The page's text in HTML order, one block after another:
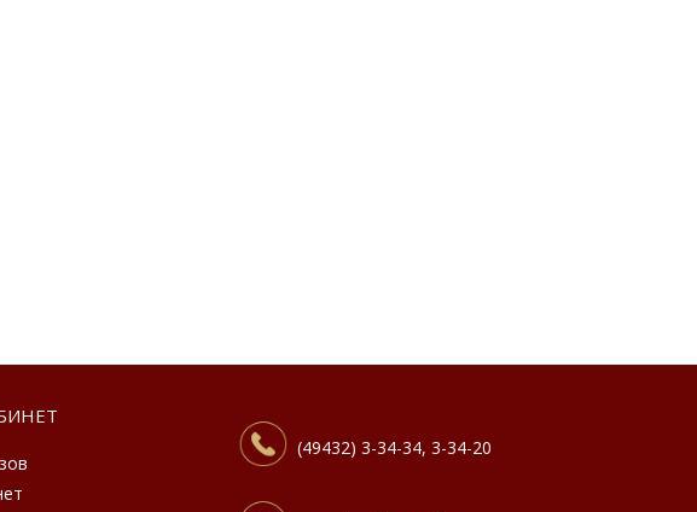
(49432) 3-34-34, 3-34-20